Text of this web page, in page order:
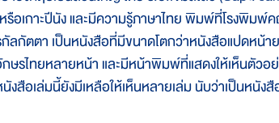
รือเกาะปีนัง และมีความรู้ภาษาไทย พิมพ์ที่โรงพิม
กัลกัตตา เป็นหนังสือที่มีขนาดโตกว่าหนังสือแปดห
ไทยหลายหน้า และมีหน้าพิมพ์ที่แสดงให้เห็นตัวอย่
อเล่มนี้ยังมีเหลือให้เห็นหลายเล่ม นับว่าเป็นหนั